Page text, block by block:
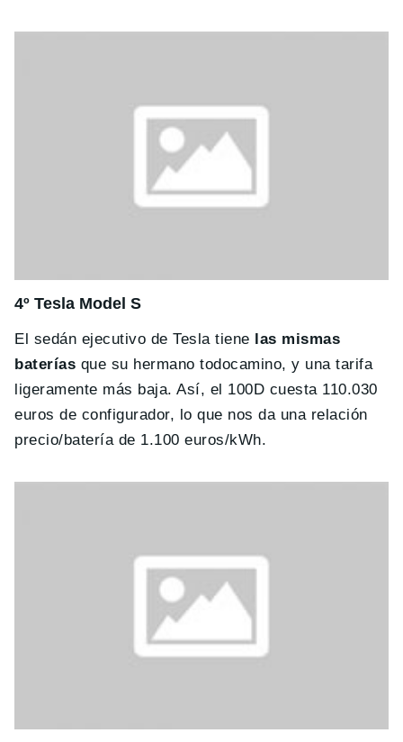
4º Tesla Model S
El sedán ejecutivo de Tesla tiene las mismas
baterías que su hermano todocamino, y una tarifa
ligeramente más baja. Así, el 100D cuesta 110.030
euros de configurador, lo que nos da una relación
precio/batería de 1.100 euros/kWh.